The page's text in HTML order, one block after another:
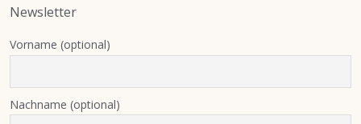
Newsletter
Vorname (optional)
Nachname (optional)